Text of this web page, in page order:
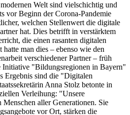
Welt sind vielschichtig und
vor Beginn der Corona-Pandemie
welchen Stellenwert die digitale
hat. Dies betrifft in verstärktem
die einen rasanten digitalen
hatte man dies – ebenso wie den
verschiedener Partner – früh
Initiative "Bildungsregionen in Bayern"
Ergebnis sind die "Digitalen
Anna Stolz betonte in
Verleihung: "Unsere
aller Generationen. Sie
vor Ort, stärken die